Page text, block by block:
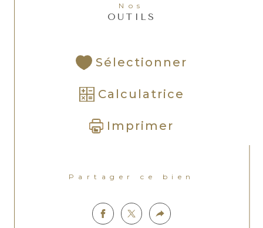
Nos
OUTILS
Sélectionner
Calculatrice
Imprimer
Partager ce bien